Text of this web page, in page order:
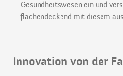
Gesundheitswesen ein und
flächendeckend mit diesem
Innovation von der